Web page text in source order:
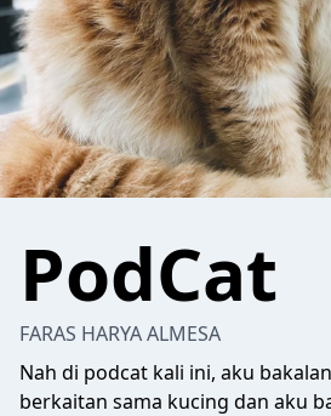
PodCat
FARAS HARYA ALMESA
Nah di podcat kali ini, aku
berkaitan sama kucing dan aku